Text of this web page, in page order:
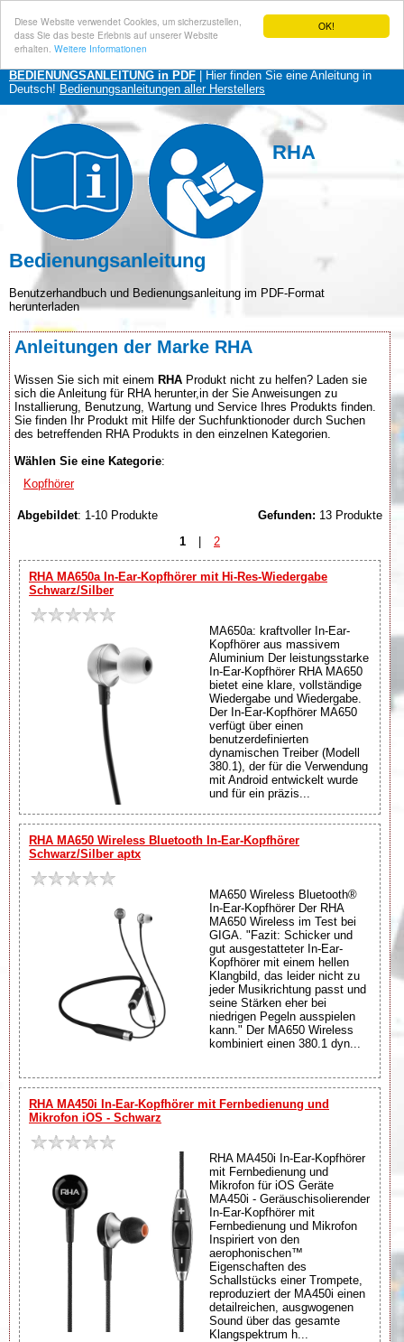
OK!
Diese Website verwendet Cookies, um sicherzustellen,
dass Sie das beste Erlebnis auf unserer Website
erhalten. Weitere Informationen
BEDIENUNGSANLEITUNG in PDF | Hier finden Sie eine Anleitung in
Deutsch! Bedienungsanleitungen aller Herstellers
RHA
Bedienungsanleitung
Benutzerhandbuch und Bedienungsanleitung im PDF-Format
herunterladen
Anleitungen der Marke RHA
Wissen Sie sich mit einem RHA Produkt nicht zu helfen? Laden sie
sich die Anleitung für RHA herunter,in der Sie Anweisungen zu
Installierung, Benutzung, Wartung und Service Ihres Produkts finden.
Sie finden Ihr Produkt mit Hilfe der Suchfunktionoder durch Suchen
des betreffenden RHA Produkts in den einzelnen Kategorien.
Wählen Sie eine Kategorie:
Kopfhörer
Abgebildet: 1-10 Produkte Gefunden: 13 Produkte
1
| 2
RHA MA650a In-Ear-Kopfhörer mit Hi-Res-Wiedergabe
Schwarz/Silber
MA650a: kraftvoller In-Ear-
Kopfhörer aus massivem
Aluminium Der leistungsstarke
In-Ear-Kopfhörer RHA MA650
bietet eine klare, vollständige
Wiedergabe und Wiedergabe.
Der In-Ear-Kopfhörer MA650
verfügt über einen
benutzerdefinierten
dynamischen Treiber (Modell
380.1), der für die Verwendung
mit Android entwickelt wurde
und für ein präzis...
RHA MA650 Wireless Bluetooth In-Ear-Kopfhörer
Schwarz/Silber aptx
MA650 Wireless Bluetooth®
In-Ear-Kopfhörer Der RHA
MA650 Wireless im Test bei
GIGA. "Fazit: Schicker und
gut ausgestatteter In-Ear-
Kopfhörer mit einem hellen
Klangbild, das leider nicht zu
jeder Musikrichtung passt und
seine Stärken eher bei
niedrigen Pegeln ausspielen
kann." Der MA650 Wireless
kombiniert einen 380.1 dyn...
RHA MA450i In-Ear-Kopfhörer mit Fernbedienung und
Mikrofon iOS - Schwarz
RHA MA450i In-Ear-Kopfhörer
mit Fernbedienung und
Mikrofon für iOS Geräte
MA450i - Geräuschisolierender
In-Ear-Kopfhörer mit
Fernbedienung und Mikrofon
Inspiriert von den
aerophonischen™
Eigenschaften des
Schallstücks einer Trompete,
reproduziert der MA450i einen
detailreichen, ausgwogenen
Sound über das gesamte
Klangspektrum h...